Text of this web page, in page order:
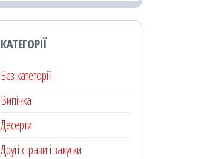
КАТЕГОРІЇ
Без категорії
Випічка
Десерти
Другі страви і закуски